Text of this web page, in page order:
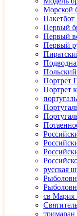
Морской
Первый
Первый
Первый
Портрет
Портрет
русская
св Мария